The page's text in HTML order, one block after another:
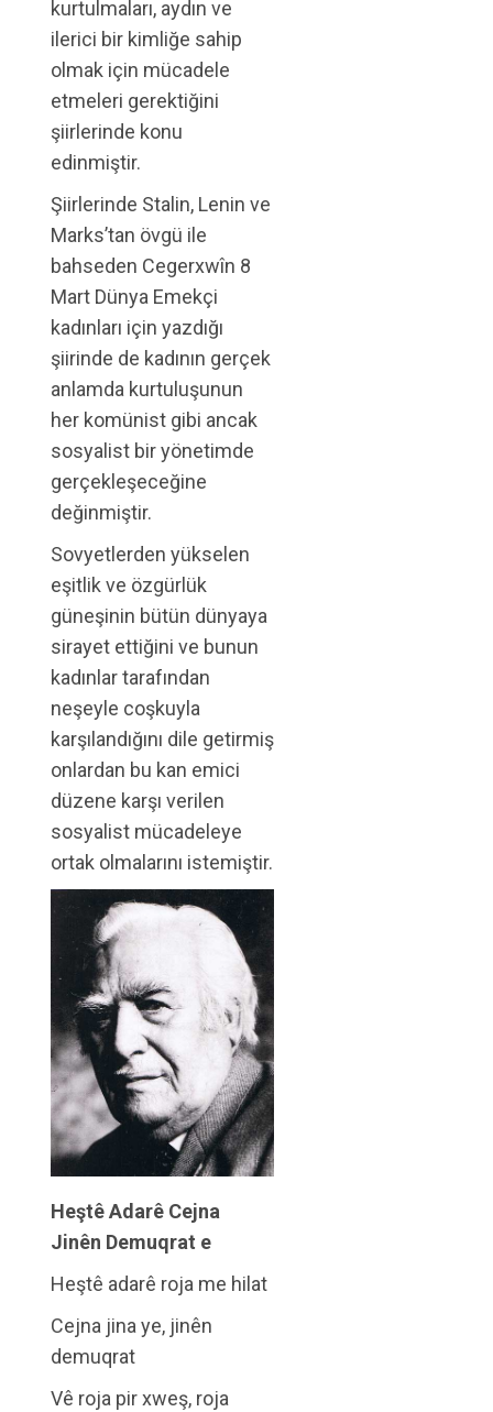
kurtulmaları, aydın ve
ilerici bir kimliğe sahip
olmak için mücadele
etmeleri gerektiğini
şiirlerinde konu
edinmiştir.
Şiirlerinde Stalin, Lenin ve
Marks’tan övgü ile
bahseden Cegerxwîn 8
Mart Dünya Emekçi
kadınları için yazdığı
şiirinde de kadının gerçek
anlamda kurtuluşunun
her komünist gibi ancak
sosyalist bir yönetimde
gerçekleşeceğine
değinmiştir.
Sovyetlerden yükselen
eşitlik ve özgürlük
güneşinin bütün dünyaya
sirayet ettiğini ve bunun
kadınlar tarafından
neşeyle coşkuyla
karşılandığını dile getirmiş
onlardan bu kan emici
düzene karşı verilen
sosyalist mücadeleye
ortak olmalarını istemiştir.
Heştê Adarê Cejna
Jinên Demuqrat e
Heştê adarê roja me hilat
Cejna jina ye, jinên
demuqrat
Vê roja pir xweş, roja